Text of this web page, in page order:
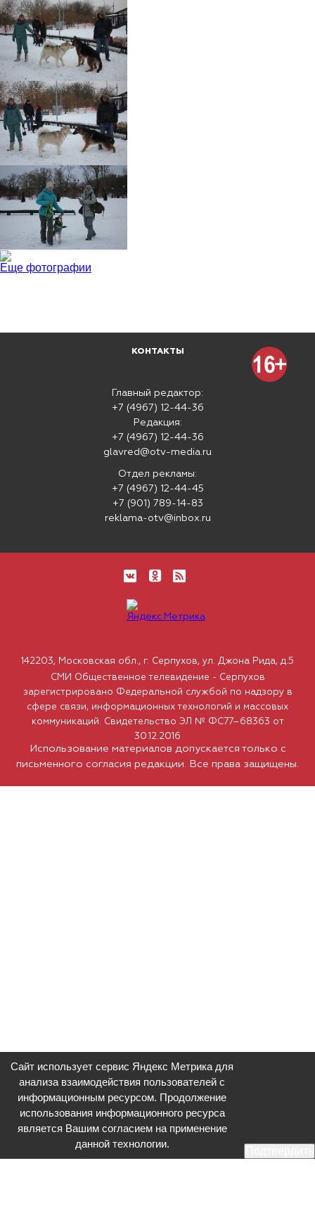
Еще фотографии
КОНТАКТЫ
Главный редактор:
+7 (4967) 12-44-36
Редакция:
+7 (4967) 12-44-36
glavred@otv-media.ru
Отдел рекламы:
+7 (4967) 12-44-45
+7 (901) 789-14-83
reklama-otv@inbox.ru
Использование материалов допускается только с
письменного согласия редакции. Все права защищены.
142203, Московская обл., г. Серпухов, ул. Джона Рида, д.5
СМИ Общественное телевидение - Серпухов
зарегистрировано Федеральной службой по надзору в
сфере связи, информационных технологий и массовых
коммуникаций. Свидетельство ЭЛ № ФС77–68363 от
30.12.2016
Сайт использует сервис Яндекс Метрика для
анализа взаимодействия пользователей с
информационным ресурсом. Продолжение
использования информационного ресурса
является Вашим согласием на применение
данной технологии.